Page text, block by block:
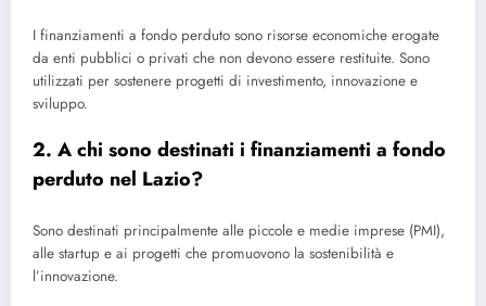
I finanziamenti a fondo perduto sono risorse economiche erogate
da enti pubblici o privati che non devono essere restituite. Sono
utilizzati per sostenere progetti di investimento, innovazione e
sviluppo.
2. A chi sono destinati i finanziamenti a fondo
perduto nel Lazio?
Sono destinati principalmente alle piccole e medie imprese (PMI),
alle startup e ai progetti che promuovono la sostenibilità e
l’innovazione.